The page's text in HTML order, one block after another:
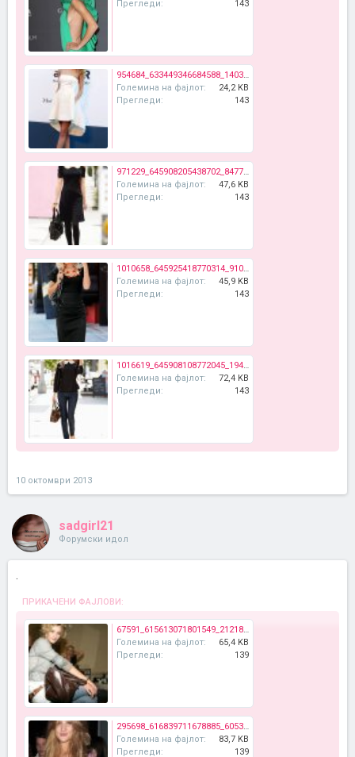
Прегледи:
143
954684_633449346684588_1403098021_n.jpg
Големина на фајлот:
24,2 KB
Прегледи:
143
971229_645908205438702_847772955_n.jpg
Големина на фајлот:
47,6 KB
Прегледи:
143
1010658_645925418770314_910245449_n.jpg
Големина на фајлот:
45,9 KB
Прегледи:
143
1016619_645908108772045_1941531822_n.jpg
Големина на фајлот:
72,4 KB
Прегледи:
143
10 октомври 2013
sadgirl21
Форумски идол
ПРИКАЧЕНИ ФАЈЛОВИ:
67591_615613071801549_2121815170_n.jpg
Големина на фајлот:
65,4 KB
Прегледи:
139
295698_616839711678885_605361636_n.jpg
Големина на фајлот:
83,7 KB
Прегледи:
139